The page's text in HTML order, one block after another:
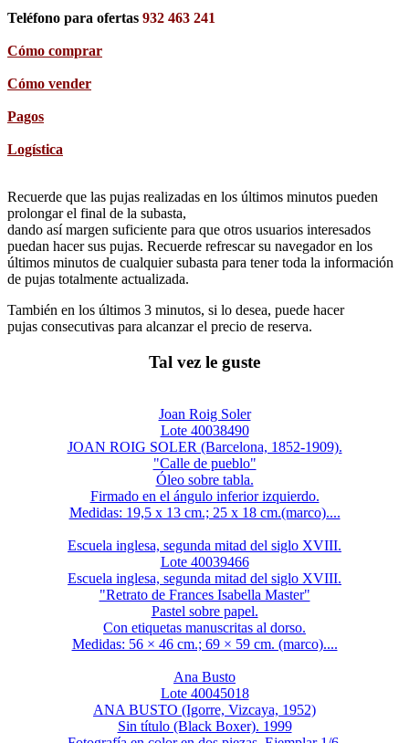
Teléfono para ofertas 932 463 241
Cómo comprar
Cómo vender
Pagos
Logística
Recuerde que las pujas realizadas en los últimos minutos pueden
prolongar el final de la subasta,
dando así margen suficiente para que otros usuarios interesados
puedan hacer sus pujas. Recuerde refrescar su navegador en los
últimos minutos de cualquier subasta para tener toda la información
de pujas totalmente actualizada.
También en los últimos 3 minutos, si lo desea, puede hacer
pujas consecutivas para alcanzar el precio de reserva.
Tal vez le guste
Joan Roig Soler
Lote 40038490
JOAN ROIG SOLER (Barcelona, 1852-1909).
"Calle de pueblo"
Óleo sobre tabla.
Firmado en el ángulo inferior izquierdo.
Medidas: 19,5 x 13 cm.; 25 x 18 cm.(marco)....
Escuela inglesa, segunda mitad del siglo XVIII.
Lote 40039466
Escuela inglesa, segunda mitad del siglo XVIII.
"Retrato de Frances Isabella Master"
Pastel sobre papel.
Con etiquetas manuscritas al dorso.
Medidas: 56 × 46 cm.; 69 × 59 cm. (marco)....
Ana Busto
Lote 40045018
ANA BUSTO (Igorre, Vizcaya, 1952)
Sin título (Black Boxer). 1999